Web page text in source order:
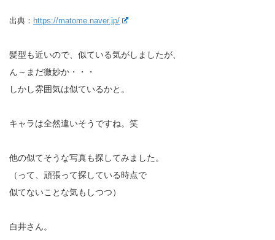
出典： https://matome.naver.jp/
髪型も近いので、似ている気がしましたが、
ん～まだ微妙か・・・
しかし雰囲気は似ているかと。
キャラは全然違いそうですね。笑
他の似てそうな写真も探してみました。
（って、頑張って探している時点で
似てないことな気もしつつ）
白井さん。